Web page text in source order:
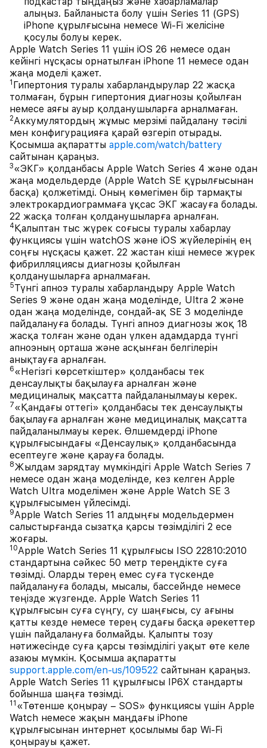
алыңыз. Байланыста болу үшін Series 11 (GPS)
iPhone құрылғысына немесе Wi-Fi желісіне
қосулы болуы керек.
Apple Watch Series 11 үшін iOS 26 немесе одан
кейінгі нұсқасы орнатылған iPhone 11 немесе одан
жаңа моделі қажет.
1 Гипертония туралы хабарландырулар 22 жасқа
толмаған, бұрын гипертония диагнозы қойылған
немесе аяғы ауыр қолданушыларға арналмаған.
2Аккумулятордың жұмыс мерзімі пайдалану тәсілі
мен конфигурацияға қарай өзгеріп отырады.
Қосымша ақпаратты apple.com/watch/battery
сайтынан қараңыз.
3«ЭКГ» қолданбасы Apple Watch Series 4 және одан
жаңа модельдерде (Apple Watch SE құрылғысынан
басқа) қолжетімді. Оның көмегімен бір тармақты
электрокардиограммаға ұқсас ЭКГ жасауға болады.
22 жасқа толған қолданушыларға арналған.
4Қалыптан тыс жүрек соғысы туралы хабарлау
функциясы үшін watchOS және iOS жүйелерінің ең
соңғы нұсқасы қажет. 22 жастан кіші немесе жүрек
фибрилляциясы диагнозы қойылған
қолданушыларға арналмаған.
5Түнгі апноэ туралы хабарландыру Apple Watch
Series 9 және одан жаңа моделінде, Ultra 2 және
одан жаңа моделінде, сондай-ақ SE 3 моделінде
пайдалануға болады. Түнгі апноэ диагнозы жоқ 18
жасқа толған және одан үлкен адамдарда түнгі
апноэның орташа және асқынған белгілерін
анықтауға арналған.
6«Негізгі көрсеткіштер» қолданбасы тек
денсаулықты бақылауға арналған және
медициналық мақсатта пайдаланылмауы керек.
7«Қандағы оттегі» қолданбасы тек денсаулықты
бақылауға арналған және медициналық мақсатта
пайдаланылмауы керек. Өлшемдерді iPhone
құрылғысындағы «Денсаулық» қолданбасында
есептеуге және қарауға болады.
8Жылдам зарядтау мүмкіндігі Apple Watch Series 7
немесе одан жаңа моделінде, кез келген Apple
Watch Ultra моделімен және Apple Watch SE 3
құрылғысымен үйлесімді.
9Apple Watch Series 11 алдыңғы модельдермен
салыстырғанда сызатқа қарсы төзімділігі 2 есе
жоғары.
10Apple Watch Series 11 құрылғысы ISO 22810:2010
стандартына сәйкес 50 метр тереңдікте суға
төзімді. Оларды терең емес суға түскенде
пайдалануға болады, мысалы, бассейнде немесе
теңізде жүзгенде. Apple Watch Series 11
құрылғысын суға сүңгу, су шаңғысы, су ағыны
қатты кезде немесе терең судағы басқа әрекеттер
үшін пайдалануға болмайды. Қалыпты тозу
нәтижесінде суға қарсы төзімділігі уақыт өте келе
азаюы мүмкін. Қосымша ақпаратты
support.apple.com/en-us/109522 сайтынан қараңыз.
Apple Watch Series 11 құрылғысы IP6X стандарты
бойынша шаңға төзімді.
11 «Төтенше қоңырау – SOS» функциясы үшін Apple
Watch немесе жақын маңдағы iPhone
құрылғысынан интернет қосылымы бар Wi-Fi
қоңырауы қажет.